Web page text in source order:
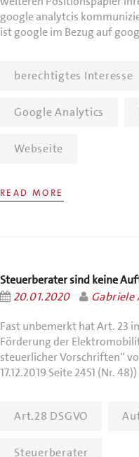
google analytcis
ist google im Bezug auf
berechtigtes Interesse
Google Analytics
Webseite
READ MORE
Steuerberater sind keine
20.01.2020
Gabriele
Fast unbemerkt hat Art. 23
Förderung der
steuerlicher Vorschriften“
17.12.2019 Seite 2451 (Nr.
Art.28 DSGVO
Steuerberater